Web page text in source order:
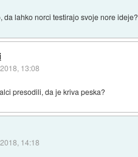
da lahko norci testirajo svoje nore ideje?
13:08
presodili, da je kriva peska?
14:18